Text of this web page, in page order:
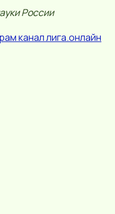
России
канал лига.онлайн